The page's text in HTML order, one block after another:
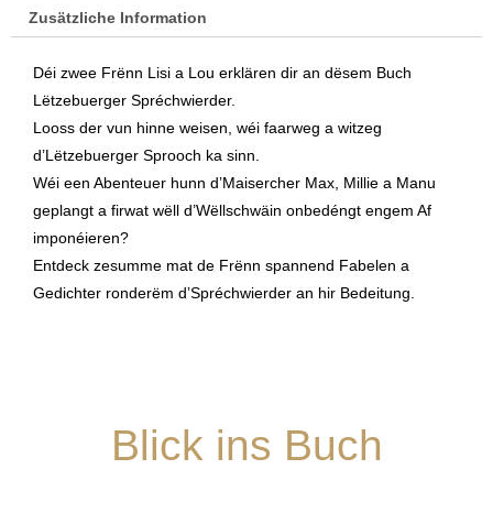
Spréchwierder
Stéphanie
Heuertz
Menge
Zusätzliche Information
Déi zwee Frënn Lisi a Lou erklären dir an dësem Buch
Lëtzebuerger Spréchwierder.
Looss der vun hinne weisen, wéi faarweg a witzeg
d’Lëtzebuerger Sprooch ka sinn.
Wéi een Abenteuer hunn d’Maisercher Max, Millie a Manu
geplangt a firwat wëll d’Wëllschwäin onbedéngt engem Af
imponéieren?
Entdeck zesumme mat de Frënn spannend Fabelen a
Gedichter ronderëm d’Spréchwierder an hir Bedeitung.
Blick ins Buch